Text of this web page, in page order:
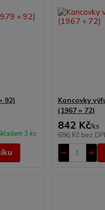
92)
3 ks
Koncovky
(1967 » 72)
842 Kč/ks
696 Kč bez